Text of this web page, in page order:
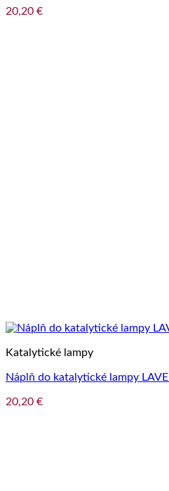
20,20 €
Katalytické lampy
Náplň do katalytické lampy
20,20 €